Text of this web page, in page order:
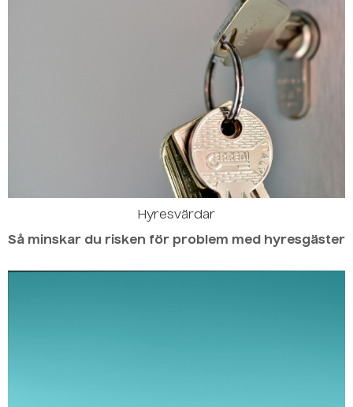
Hyresvärdar
Så minskar du risken för problem med hyresgäster